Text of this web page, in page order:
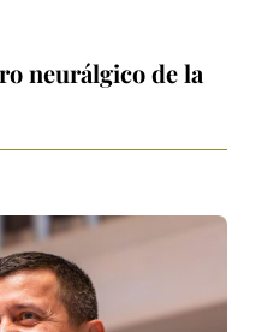
neurálgico de la